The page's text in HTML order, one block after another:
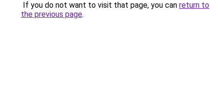
If you do not want to visit that page, you can return to
the previous page.